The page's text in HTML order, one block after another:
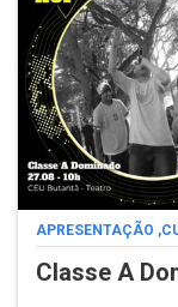
APRESENTAÇÃO ,
Classe A